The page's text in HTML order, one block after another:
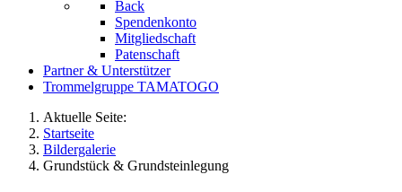
Back
Spendenkonto
Mitgliedschaft
Patenschaft
Partner & Unterstützer
Trommelgruppe TAMATOGO
Aktuelle Seite:
Startseite
Bildergalerie
Grundstück & Grundsteinlegung